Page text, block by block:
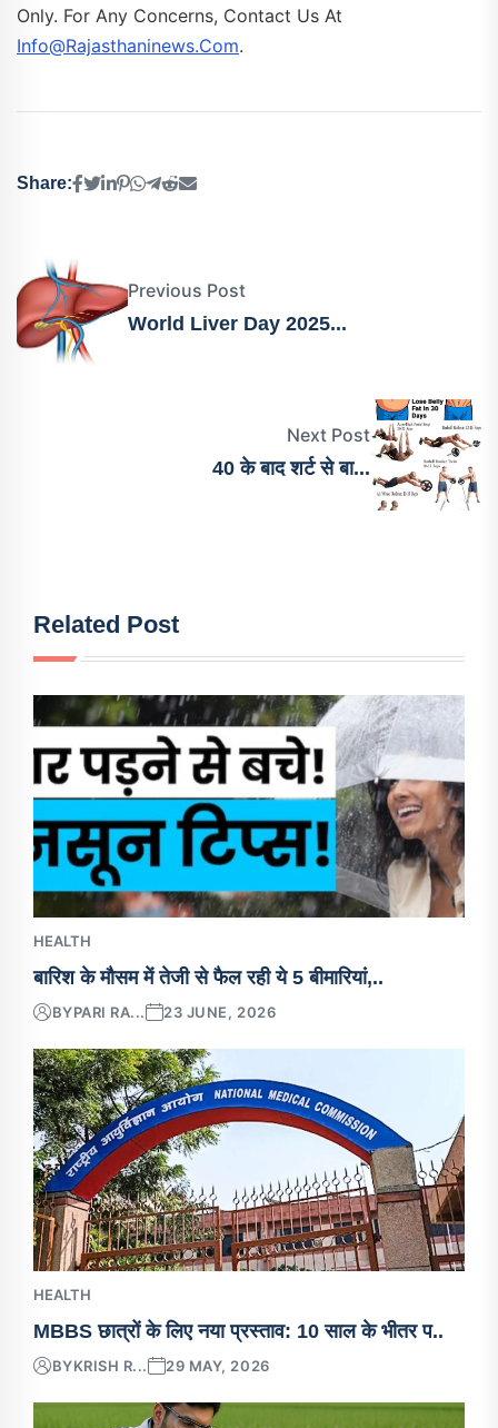
Only. For Any Concerns, Contact Us At
Info@rajasthaninews.com.
Share:
Previous Post
World Liver Day 2025...
Next Post
40 के बाद शर्ट से बा...
Related Post
HEALTH
बारिश के मौसम में तेजी से फैल रही ये 5 बीमारियां,..
BYPARI RA... 23 JUNE, 2026
HEALTH
MBBS छात्रों के लिए नया प्रस्ताव: 10 साल के भीतर प..
BYKRISH R... 29 MAY, 2026